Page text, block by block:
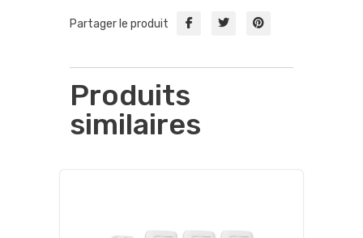
Partager le produit
Produits
similaires